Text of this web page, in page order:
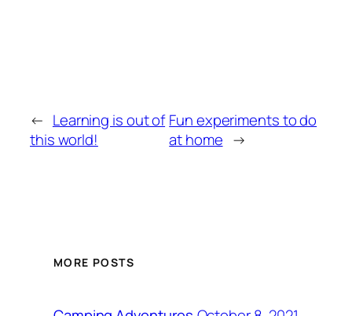
← Learning is out of
this world!
Fun experiments to do
at home →
MORE POSTS